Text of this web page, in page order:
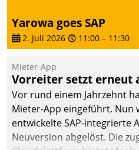
Yarowa goes SAP
2. Juli 2026 11:00 – 11:30
Mieter-App
Vorreiter setzt erneut
Vor rund einem Jahrzehnt
Mieter-App eingeführt. Nun
entwickelte SAP-integrierte
Neuversion abgelöst. Die